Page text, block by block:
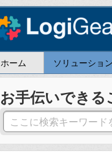
ホーム ソリューション
お手伝いできる